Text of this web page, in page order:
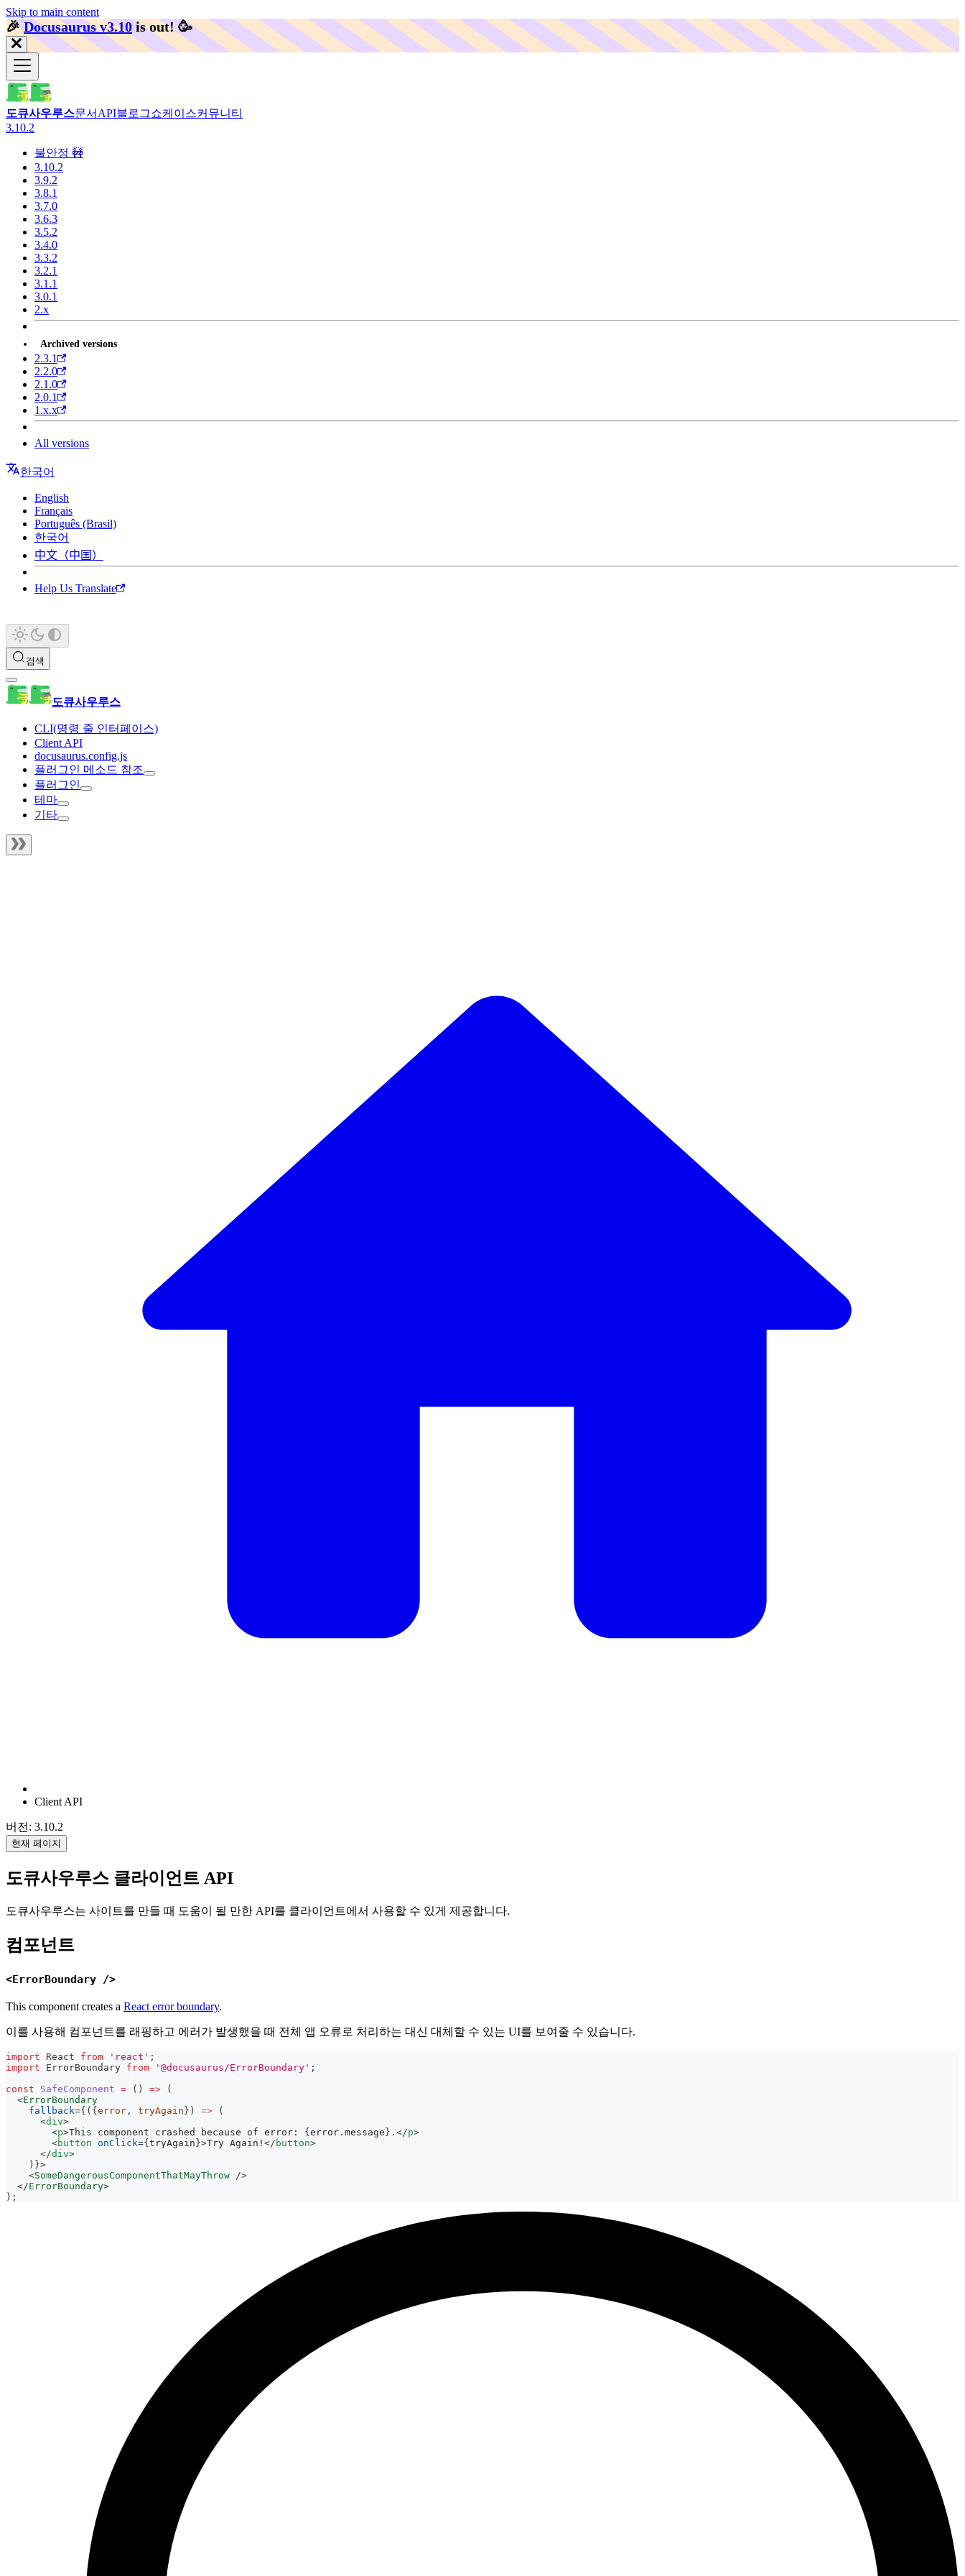
Skip to main content
🎉️Docusaurus v3.10 is out! 🥳️
도큐사우루스문서 API블로그쇼케이스커뮤니티
3.10.2
불안정 🚧
3.10.2
3.9.2
3.8.1
3.7.0
3.6.3
3.5.2
3.4.0
3.3.2
3.2.1
3.1.1
3.0.1
2.x
Archived versions
2.3.1
2.2.0
2.1.0
2.0.1
1.x.x
All versions
한국어
English
Français
Português (Brasil)
한국어
中文（中国）
Help Us Translate
검색
도큐사우루스
CLI(명령 줄 인터페이스)
Client API
docusaurus.config.js
플러그인 메소드 참조
플러그인
테마
기타
Client API
버전: 3.10.2
현재 페이지
도큐사우루스 클라이언트 API
도큐사우루스는 사이트를 만들 때 도움이 될 만한 API를 클라이언트에서 사용할 수 있게 제공합니다.
컴포넌트
<ErrorBoundary />
This component creates a React error boundary.
이를 사용해 컴포넌트를 래핑하고 에러가 발생했을 때 전체 앱 오류로 처리하는 대신 대체할 수 있는 UI를 보여줄 수 있습니다.
import React from 'react' ;
import
ErrorBoundary from '@docusaurus/ErrorBoundary' ;
const
SafeComponent = ( ) =>
(
<ErrorBoundary
fallback={ ( {error , tryAgain} ) =>
(
<div>
<p>This component crashed because of error: {error . message} . </p>
<button onClick={tryAgain}>Try Again! </ button>
</div>
) }>
<SomeDangerousComponentThatMayThrow
/>
</ErrorBoundary>
) ;